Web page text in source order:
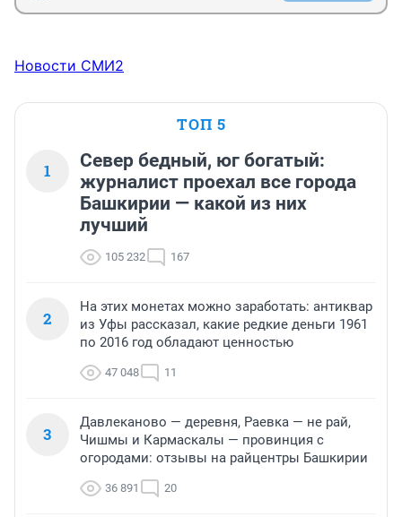
Новости СМИ2
ТОП 5
1
Север бедный, юг богатый:
журналист проехал все города
Башкирии — какой из них
лучший
105 232 167
2
На этих монетах можно заработать: антиквар
из Уфы рассказал, какие редкие деньги 1961
по 2016 год обладают ценностью
47 048 11
3
Давлеканово — деревня, Раевка — не рай,
Чишмы и Кармаскалы — провинция с
огородами: отзывы на райцентры Башкирии
36 891 20